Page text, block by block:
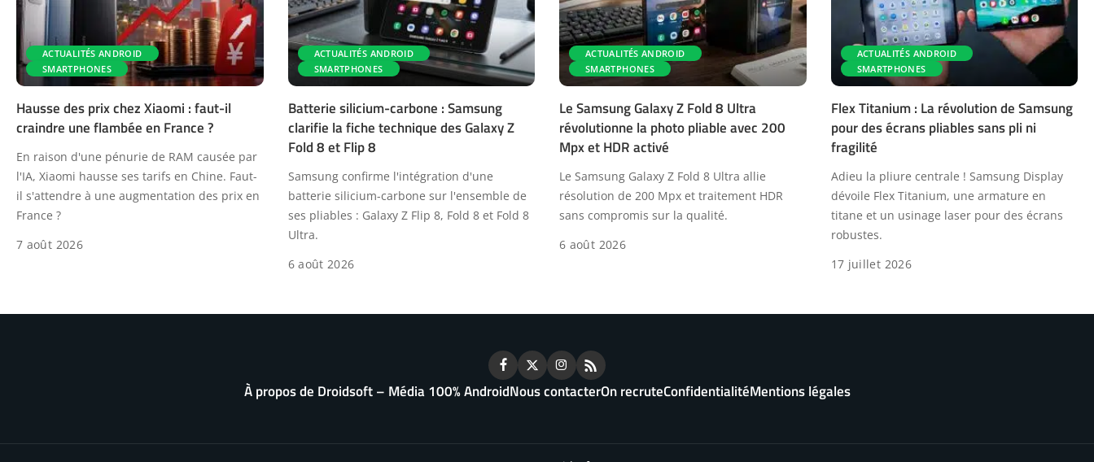
ACTUALITÉS ANDROID
SMARTPHONES
Hausse des prix chez Xiaomi : faut-il
craindre une flambée en France ?
En raison d'une pénurie de RAM causée par
l'IA, Xiaomi hausse ses tarifs en Chine. Faut-
il s'attendre à une augmentation des prix en
France ?
7 août 2026
ACTUALITÉS ANDROID
SMARTPHONES
Batterie silicium-carbone : Samsung
clarifie la fiche technique des Galaxy Z
Fold 8 et Flip 8
Samsung confirme l'intégration d'une
batterie silicium-carbone sur l'ensemble de
ses pliables : Galaxy Z Flip 8, Fold 8 et Fold 8
Ultra.
6 août 2026
ACTUALITÉS ANDROID
SMARTPHONES
Le Samsung Galaxy Z Fold 8 Ultra
révolutionne la photo pliable avec 200
Mpx et HDR activé
Le Samsung Galaxy Z Fold 8 Ultra allie
résolution de 200 Mpx et traitement HDR
sans compromis sur la qualité.
6 août 2026
ACTUALITÉS ANDROID
SMARTPHONES
Flex Titanium : La révolution de Samsung
pour des écrans pliables sans pli ni
fragilité
Adieu la pliure centrale ! Samsung Display
dévoile Flex Titanium, une armature en
titane et un usinage laser pour des écrans
robustes.
17 juillet 2026
À propos de Droidsoft – Média 100% AndroidNous contacterOn recruteConfidentialitéMentions légales